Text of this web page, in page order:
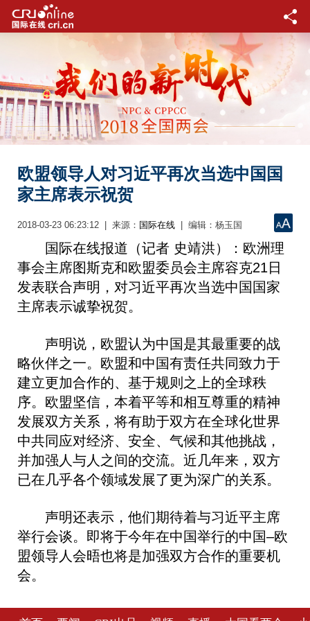
欧盟领导人对习近平再次当选中国国
家主席表示祝贺
2018-03-23 06:23:12 | 来源： 国际在线 | 编辑：杨玉国
国际在线报道（记者 史靖洪）：欧洲理
事会主席图斯克和欧盟委员会主席容克21日
发表联合声明，对习近平再次当选中国国家
主席表示诚挚祝贺。
声明说，欧盟认为中国是其最重要的战
略伙伴之一。欧盟和中国有责任共同致力于
建立更加合作的、基于规则之上的全球秩
序。欧盟坚信，本着平等和相互尊重的精神
发展双方关系，将有助于双方在全球化世界
中共同应对经济、安全、气候和其他挑战，
并加强人与人之间的交流。近几年来，双方
已在几乎各个领域发展了更为深广的关系。
声明还表示，他们期待着与习近平主席
举行会谈。即将于今年在中国举行的中国–欧
盟领导人会晤也将是加强双方合作的重要机
会。